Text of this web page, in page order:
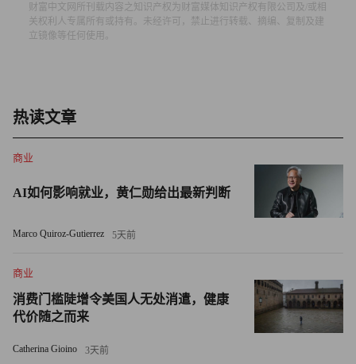
英国央行在去年进行了一系列加息，希望能够降低物价。
《金融时报》调查的经济学家们表示，今年由于俄乌冲突的
影响，通货膨胀可能以高能源价格的形式，维持在令人不安
的高水平。
面对西方国家的制裁，弗拉基米尔·普京采取了惩罚性的报
复措施，严厉限制欧洲购买俄罗斯天然气，导致2022年能源
价格暴涨。供应减少引发了英国的能源危机，因为英国40%
的发电和84%的供暖使用天然气，而且与欧盟不同，英国在
高能源需求时可以依赖的储气容量极其有限。
英国劳动力减少加剧了通胀问题。在过去几年，英国离开劳
财富中文网所刊载内容之知识产权为财富媒体知识产权有限公司及/或相
关权利人专属所有或持有。未经许可，禁止进行转载、摘编、复制及建
立镜像等任何使用。
热读文章
商业
AI如何影响就业，黄仁勋给出最新判断
Marco Quiroz-Gutierrez 5天前
商业
消费门槛陡增令美国人无处消遣，健康
代价随之而来
Catherina Gioino 3天前